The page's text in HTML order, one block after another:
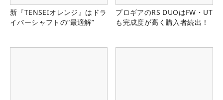
新『TENSEIオレンジ』はドラ
イバーシャフトの“最適解”
プロギアのRS DUOはFW・UT
も完成度が高く購入者続出！